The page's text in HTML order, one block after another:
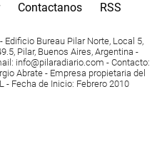
Contactanos RSS
- Edificio Bureau Pilar Norte, Local 5,
Pilar, Buenos Aires, Argentina -
: info@pilaradiario.com - Contacto:
Abrate - Empresa propietaria del
- Fecha de Inicio: Febrero 2010